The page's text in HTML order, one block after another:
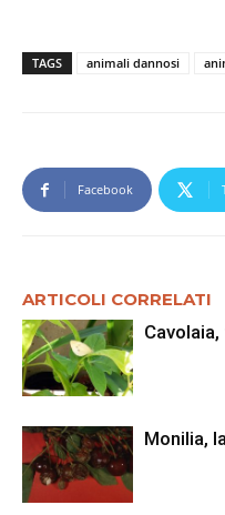
TAGS animali dannosi
Facebook
ARTICOLI CORRELATI
Monilia,